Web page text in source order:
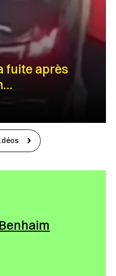
fuite après